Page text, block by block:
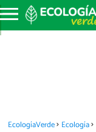
EcologíaVerde Ecología